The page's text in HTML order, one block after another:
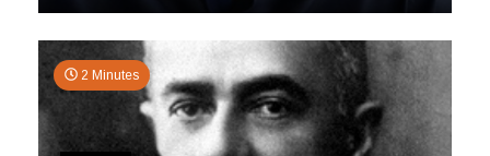
2 Minutes